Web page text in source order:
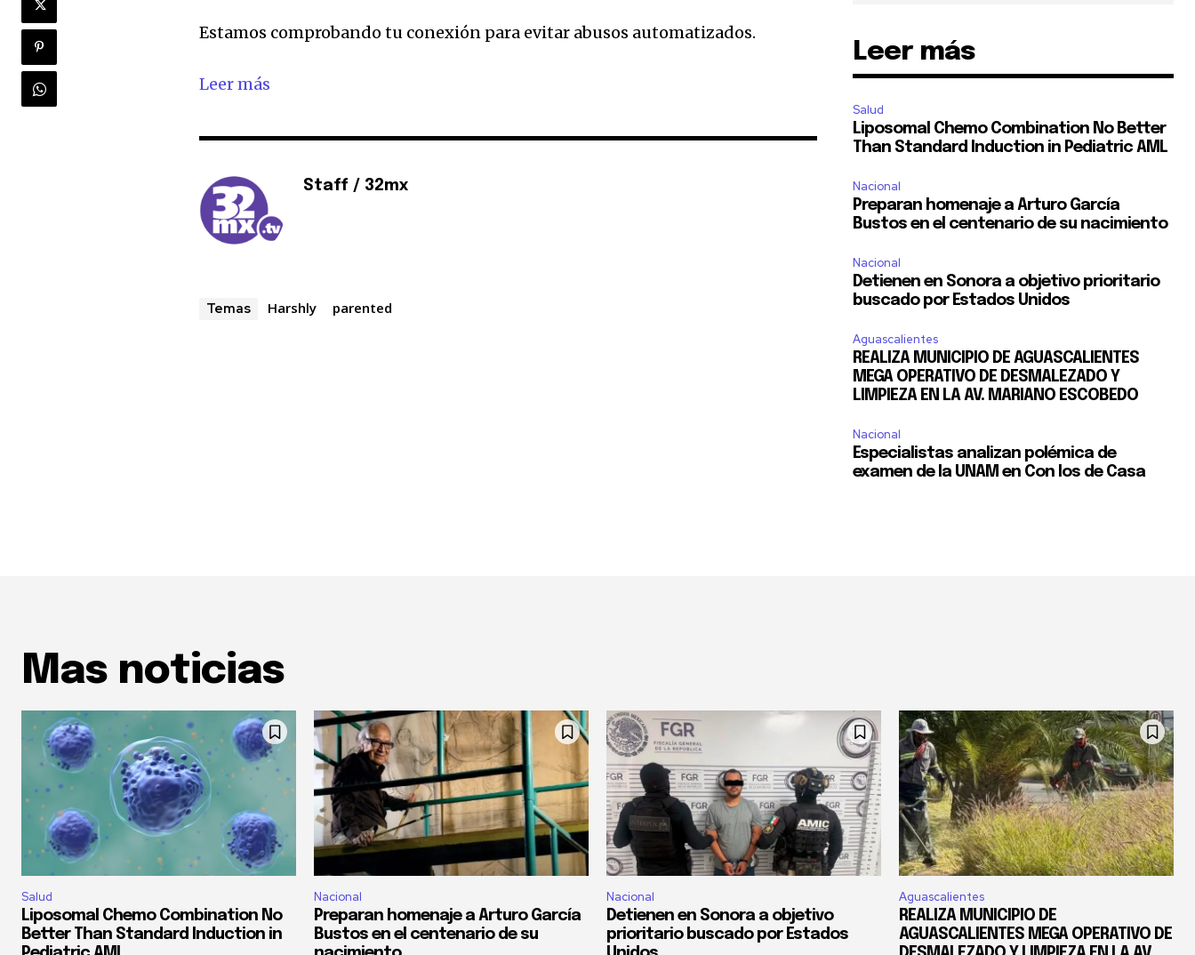
11,243
Seguidores
Estamos comprobando tu conexión para evitar abusos automatizados.
Leer más
Staff / 32mx
Temas Harshly parented
Leer más
Salud
Liposomal Chemo Combination No Better
Than Standard Induction in Pediatric AML
Nacional
Preparan homenaje a Arturo García
Bustos en el centenario de su nacimiento
Nacional
Detienen en Sonora a objetivo prioritario
buscado por Estados Unidos
Aguascalientes
REALIZA MUNICIPIO DE AGUASCALIENTES
MEGA OPERATIVO DE DESMALEZADO Y
LIMPIEZA EN LA AV. MARIANO ESCOBEDO
Nacional
Especialistas analizan polémica de
examen de la UNAM en Con los de Casa
Mas noticias
Salud
Liposomal Chemo Combination No
Better Than Standard Induction in
Nacional
Preparan homenaje a Arturo García
Bustos en el centenario de su
Nacional
Detienen en Sonora a objetivo
prioritario buscado por Estados
Aguascalientes
REALIZA MUNICIPIO DE
AGUASCALIENTES MEGA OPERATIVO DE